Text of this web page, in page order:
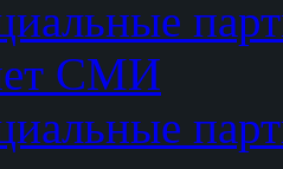
СМИ